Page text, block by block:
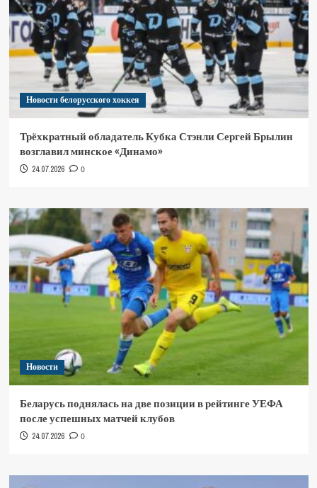
Новости белорусского хоккея
Трёхкратный обладатель Кубка Стэнли Сергей Брылин
возглавил минское «Динамо»
24.07.2026 0
Новости
Беларусь поднялась на две позиции в рейтинге УЕФА
после успешных матчей клубов
24.07.2026 0